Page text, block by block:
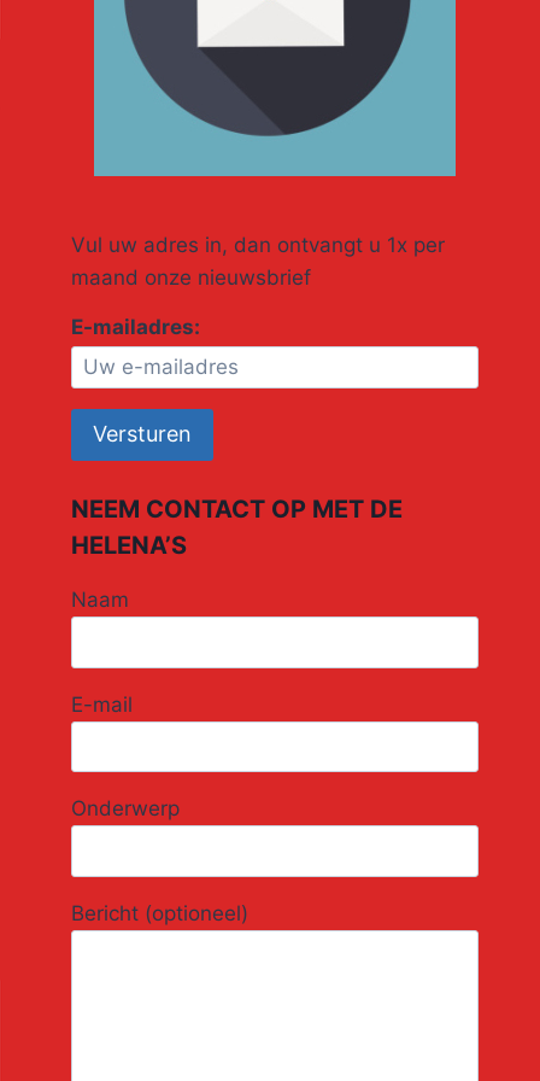
zoektermen
Vul uw adres in, dan ontvangt u 1x per
maand onze nieuwsbrief
E-mailadres:
NEEM CONTACT OP MET DE
HELENA’S
Naam
E-mail
Onderwerp
Bericht (optioneel)